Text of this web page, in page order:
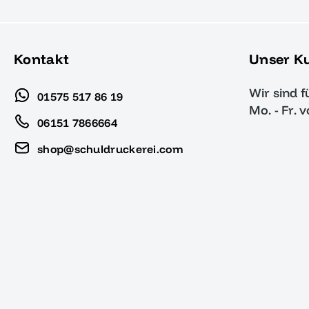
Kontakt
01575 517 86 19
06151 7866664
shop@schuldruckerei.com
Unser
Wir sind
Mo. - Fr.